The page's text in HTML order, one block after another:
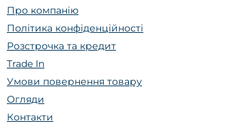
Про компанію
Політика конфіденційності
Розстрочка та кредит
Trade In
Умови повернення товару
Огляди
Контакти